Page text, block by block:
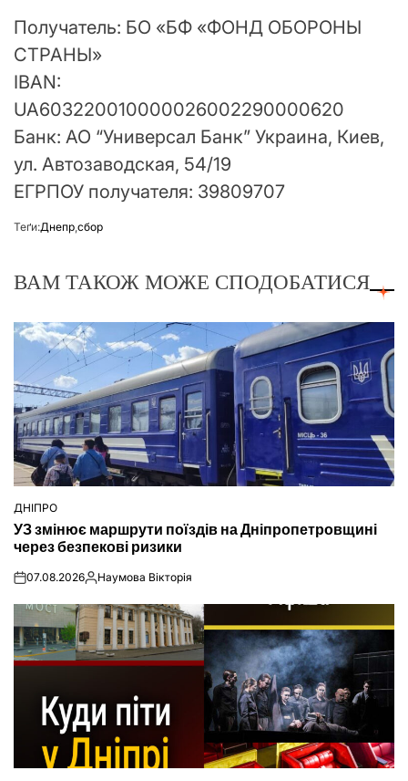
Получатель: БО «БФ «ФОНД ОБОРОНЫ
СТРАНЫ»
IBAN:
UA603220010000026002290000620
Банк: АО “Универсал Банк” Украина, Киев,
ул. Автозаводская, 54/19
ЕГРПОУ получателя: 39809707
Теґи:Днепр сбор
ВАМ ТАКОЖ МОЖЕ СПОДОБАТИСЯ
ОПУБЛІКУВАТИ
У
ДНІПРО
УЗ змінює маршрути поїздів на Дніпропетровщині
через безпекові ризики
on07.08.2026Опубліковано
Наумова Вікторія